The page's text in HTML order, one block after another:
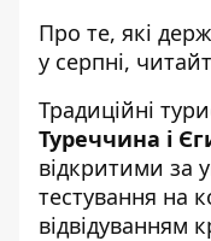
Про те, які
у серпні,
Традиційні
Туреччина і
відкритими за
тестування на
відвідуванням